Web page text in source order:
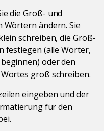
die Groß- und
Wörtern ändern. Sie
schreiben, die Groß-
festlegen (alle Wörter,
oder den
groß schreiben.
eingeben und der
für den